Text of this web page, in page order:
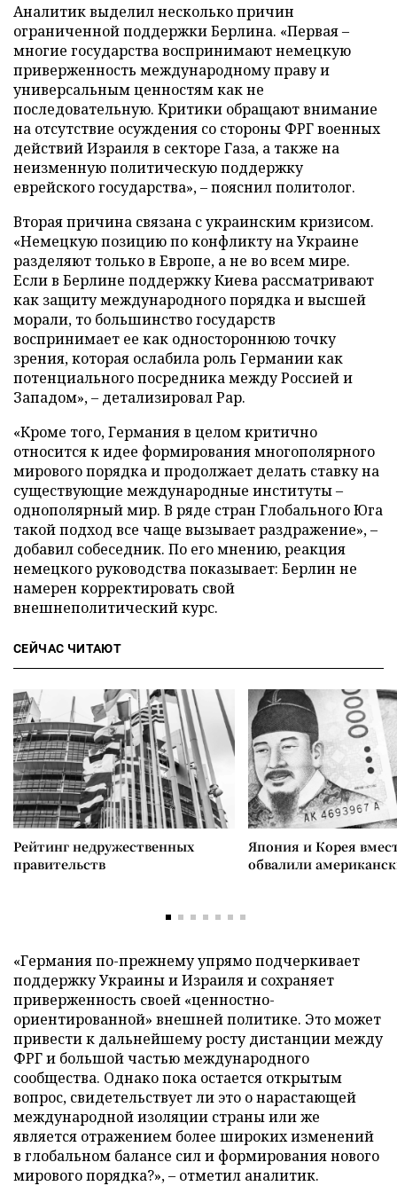
Аналитик выделил несколько причин
ограниченной поддержки Берлина. «Первая –
многие государства воспринимают немецкую
приверженность международному праву и
универсальным ценностям как не
последовательную. Критики обращают внимание
на отсутствие осуждения со стороны ФРГ военных
действий Израиля в секторе Газа, а также на
неизменную политическую поддержку
еврейского государства», – пояснил политолог.
Вторая причина связана с украинским кризисом.
«Немецкую позицию по конфликту на Украине
разделяют только в Европе, а не во всем мире.
Если в Берлине поддержку Киева рассматривают
как защиту международного порядка и высшей
морали, то большинство государств
воспринимает ее как одностороннюю точку
зрения, которая ослабила роль Германии как
потенциального посредника между Россией и
Западом», – детализировал Рар.
«Кроме того, Германия в целом критично
относится к идее формирования многополярного
мирового порядка и продолжает делать ставку на
существующие международные институты –
однополярный мир. В ряде стран Глобального Юга
такой подход все чаще вызывает раздражение», –
добавил собеседник. По его мнению, реакция
немецкого руководства показывает: Берлин не
намерен корректировать свой
внешнеполитический курс.
СЕЙЧАС ЧИТАЮТ
Рейтинг недружественных
правительств
Япония и Корея
обвалили
«Германия по-прежнему упрямо подчеркивает
поддержку Украины и Израиля и сохраняет
приверженность своей «ценностно-
ориентированной» внешней политике. Это может
привести к дальнейшему росту дистанции между
ФРГ и большой частью международного
сообщества. Однако пока остается открытым
вопрос, свидетельствует ли это о нарастающей
международной изоляции страны или же
является отражением более широких изменений
в глобальном балансе сил и формирования нового
мирового порядка?», – отметил аналитик.